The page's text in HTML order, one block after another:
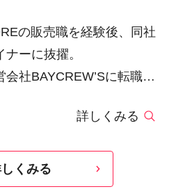
の販売職を経験後、同社
ーに抜擢。
社BAYCREW’Sに転職
インやSNS周りのコンサル
社アパレルブランド
詳しくみる
くみる